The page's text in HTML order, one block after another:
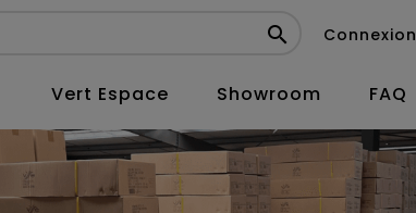
 Connexion
Vert Espace Showroom FAQ